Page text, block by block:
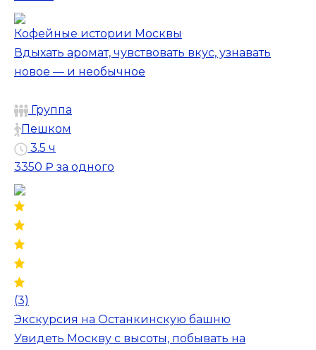
Кофейные истории Москвы
Вдыхать аромат, чувствовать вкус, узнавать
новое — и необычное
Группа
Пешком
3.5 ч
3350 ₽ за одного
(3)
Экскурсия на Останкинскую башню
Увидеть Москву с высоты, побывать на